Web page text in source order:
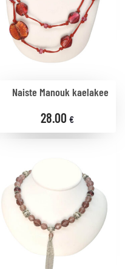
Naiste Manouk kaelakee
28.00 €